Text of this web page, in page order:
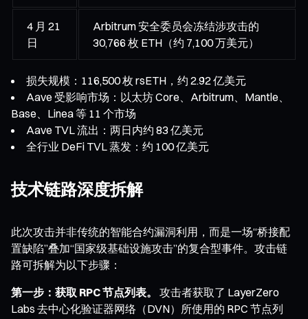
4 月 21
日
Arbitrum 安全委员会冻结涉攻击的
30,766 枚 ETH（约 7,100 万美元）
损失规模：116,500 枚 rsETH，约 2.92 亿美元
Aave 受影响市场：以太坊 Core、Arbitrum、Mantle、
Base、Linea 等 11 个市场
Aave TVL 流出：两日内约 83 亿美元
全行业 DeFi TVL 蒸发：约 100 亿美元
技术链路深度拆解
此次攻击并非传统的智能合约漏洞利用，而是一场“桥接配
置缺陷”叠加“国家级基础设施攻击”的复合型事件。攻击链
路可拆解为以下步骤：
第一步：获取 RPC 节点列表。
攻击者获取了 LayerZero
Labs 去中心化验证器网络（DVN）所使用的 RPC 节点列